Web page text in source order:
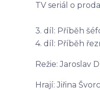
TV seriál o
3. díl: Příběh
4. díl: Příběh
Režie: Jaroslav
Hrají: Jiřina